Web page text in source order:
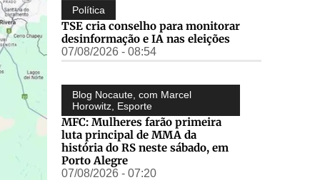
Política
TSE cria conselho para monitorar
desinformação e IA nas eleições
07/08/2026 - 08:54
Blog Nocaute, com Marcel
Horowitz Esporte
MFC: Mulheres farão primeira
luta principal de MMA da
história do RS neste sábado, em
Porto Alegre
07/08/2026 - 07:20